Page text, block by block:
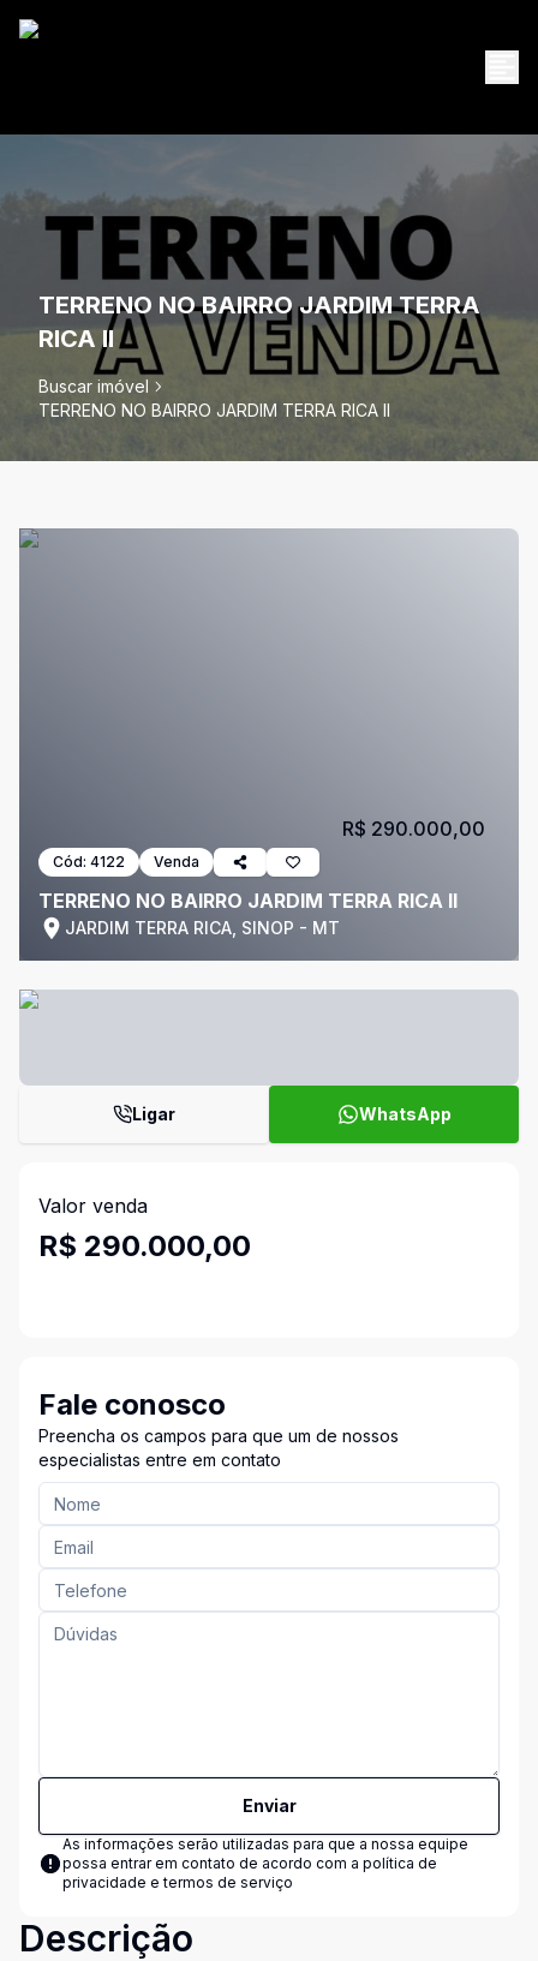
TERRENO NO BAIRRO JARDIM TERRA
RICA II
Buscar imóvel
TERRENO NO BAIRRO JARDIM TERRA RICA II
Cód: 4122 Venda
TERRENO NO BAIRRO JARDIM TERRA RICA II
JARDIM TERRA RICA, SINOP - MT
R$ 290.000,00
Ligar WhatsApp
Valor venda
R$ 290.000,00
Fale conosco
Preencha os campos para que um de nossos
especialistas entre em contato
Enviar
As informações serão utilizadas para que a nossa equipe
possa entrar em contato de acordo com a política de
privacidade e termos de serviço
Descrição